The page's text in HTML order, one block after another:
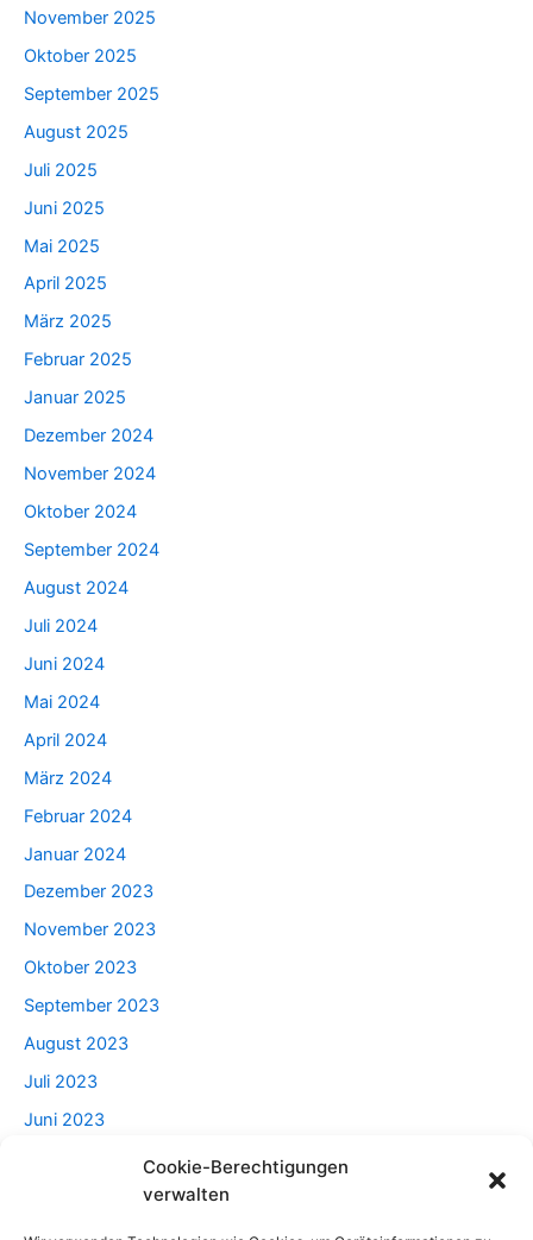
Cookie-Berechtigungen
verwalten
November 2025
Oktober 2025
September 2025
August 2025
Juli 2025
Juni 2025
Mai 2025
April 2025
März 2025
Februar 2025
Januar 2025
Dezember 2024
November 2024
Oktober 2024
September 2024
August 2024
Juli 2024
Juni 2024
Mai 2024
April 2024
März 2024
Februar 2024
Januar 2024
Dezember 2023
November 2023
Oktober 2023
September 2023
August 2023
Juli 2023
Juni 2023